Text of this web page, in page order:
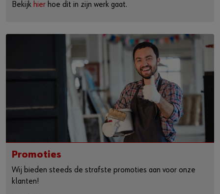
Bekijk hier hoe dit in zijn werk gaat.
Promoties
Wij bieden steeds de strafste promoties aan voor onze
klanten!